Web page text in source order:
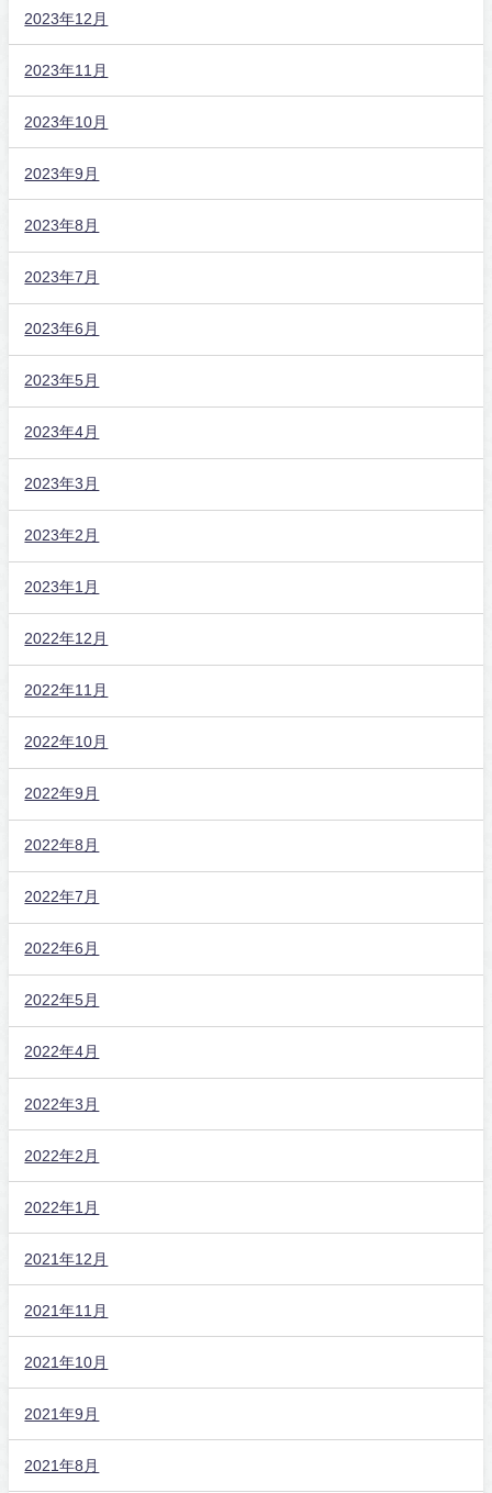
2023年12月
2023年11月
2023年10月
2023年9月
2023年8月
2023年7月
2023年6月
2023年5月
2023年4月
2023年3月
2023年2月
2023年1月
2022年12月
2022年11月
2022年10月
2022年9月
2022年8月
2022年7月
2022年6月
2022年5月
2022年4月
2022年3月
2022年2月
2022年1月
2021年12月
2021年11月
2021年10月
2021年9月
2021年8月